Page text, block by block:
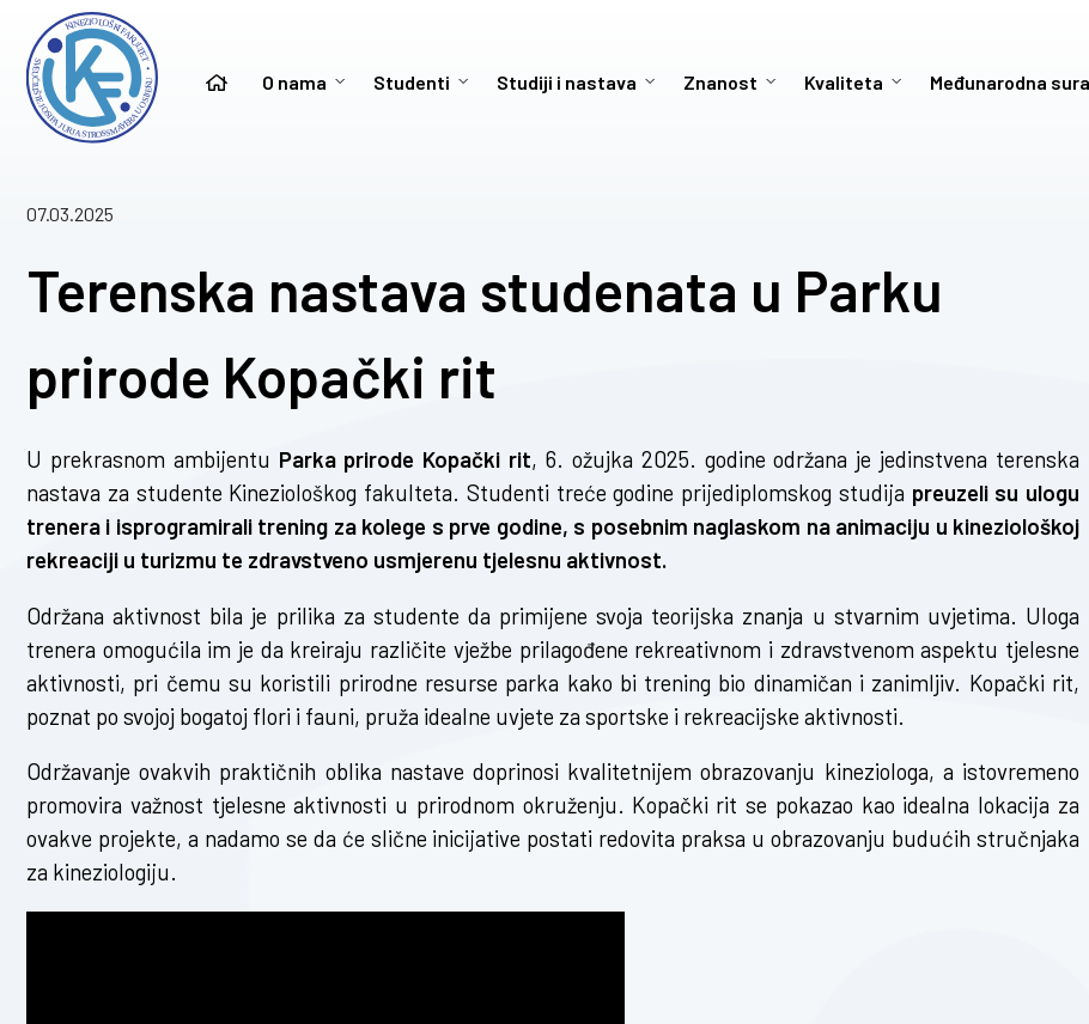
O nama Studenti Studiji i nastava Znanost Kvaliteta Međunarodna
07.03.2025
Terenska nastava studenata u Parku
prirode Kopački rit
U prekrasnom ambijentu Parka prirode Kopački rit, 6. ožujka 2025. godine održana je jedinstvena terenska
nastava za studente Kineziološkog fakulteta. Studenti treće godine prijediplomskog studija preuzeli su ulogu
trenera i isprogramirali trening za kolege s prve godine, s posebnim naglaskom na animaciju u kineziološkoj
rekreaciji u turizmu te zdravstveno usmjerenu tjelesnu aktivnost.
Održana aktivnost bila je prilika za studente da primijene svoja teorijska znanja u stvarnim uvjetima. Uloga
trenera omogućila im je da kreiraju različite vježbe prilagođene rekreativnom i zdravstvenom aspektu tjelesne
aktivnosti, pri čemu su koristili prirodne resurse parka kako bi trening bio dinamičan i zanimljiv. Kopački rit,
poznat po svojoj bogatoj flori i fauni, pruža idealne uvjete za sportske i rekreacijske aktivnosti.
Održavanje ovakvih praktičnih oblika nastave doprinosi kvalitetnijem obrazovanju kineziologa, a istovremeno
promovira važnost tjelesne aktivnosti u prirodnom okruženju. Kopački rit se pokazao kao idealna lokacija za
ovakve projekte, a nadamo se da će slične inicijative postati redovita praksa u obrazovanju budućih stručnjaka
za kineziologiju.